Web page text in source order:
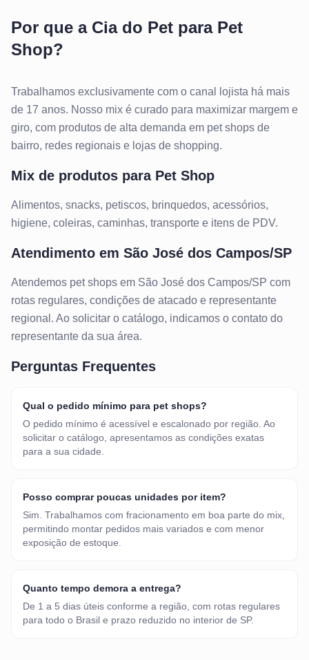
Por que a Cia do Pet para Pet
Shop?
Trabalhamos exclusivamente com o canal lojista há mais
de 17 anos. Nosso mix é curado para maximizar margem e
giro, com produtos de alta demanda em pet shops de
bairro, redes regionais e lojas de shopping.
Mix de produtos para Pet Shop
Alimentos, snacks, petiscos, brinquedos, acessórios,
higiene, coleiras, caminhas, transporte e itens de PDV.
Atendimento em São José dos Campos/SP
Atendemos pet shops em São José dos Campos/SP com
rotas regulares, condições de atacado e representante
regional. Ao solicitar o catálogo, indicamos o contato do
representante da sua área.
Perguntas Frequentes
Qual o pedido mínimo para pet shops?
O pedido mínimo é acessível e escalonado por região. Ao
solicitar o catálogo, apresentamos as condições exatas
para a sua cidade.
Posso comprar poucas unidades por item?
Sim. Trabalhamos com fracionamento em boa parte do mix,
permitindo montar pedidos mais variados e com menor
exposição de estoque.
Quanto tempo demora a entrega?
De 1 a 5 dias úteis conforme a região, com rotas regulares
para todo o Brasil e prazo reduzido no interior de SP.